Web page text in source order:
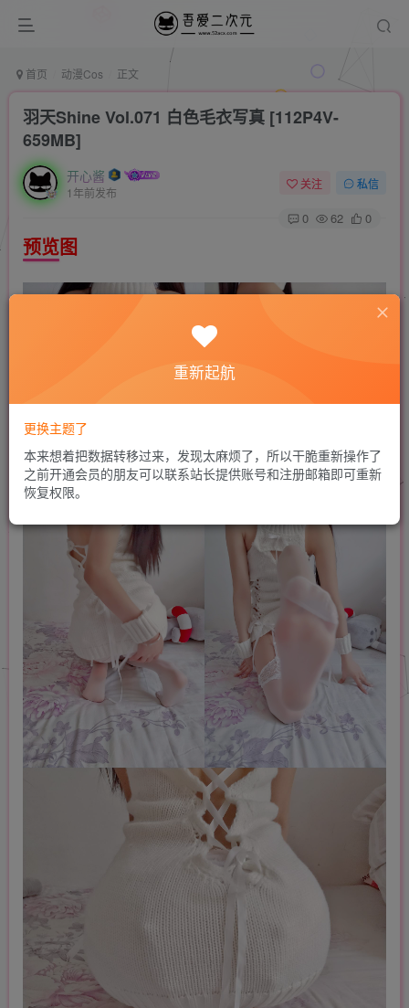
首页 动漫Cos 正文
羽天Shine Vol.071 白色毛衣写真 [112P4V-
659MB]
开心酱
1年前发布
关注 私信
0 62 0
预览图
重新起航
更换主题了
本来想着把数据转移过来，发现太麻烦了，所以干脆重新操作了
之前开通会员的朋友可以联系站长提供账号和注册邮箱即可重新
恢复权限。